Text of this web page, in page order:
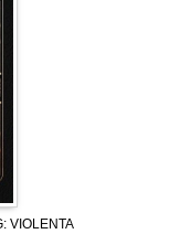
VIOLENTA